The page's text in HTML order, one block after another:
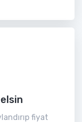
fiyat